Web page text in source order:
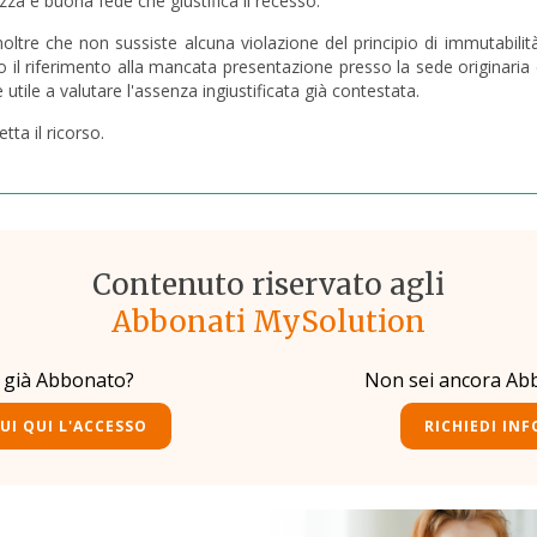
che non sussiste alcuna violazione del principio di
il riferimento alla mancata presentazione presso la sede
a valutare l'assenza ingiustificata già contestata.
il ricorso.
Contenuto riservato agli
Abbonati MySolution
già Abbonato?
QUI L'ACCESSO
Non sei ancora
RICHIEDI